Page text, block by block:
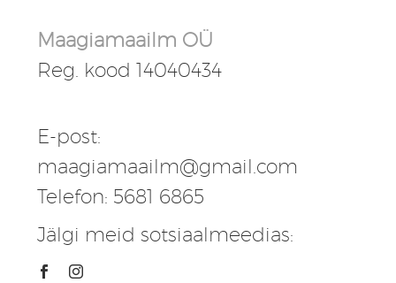
Maagiamaailm OÜ
Reg. kood 14040434
E-post:
maagiamaailm@gmail.com
Telefon: 5681 6865
Jälgi meid sotsiaalmeedias: